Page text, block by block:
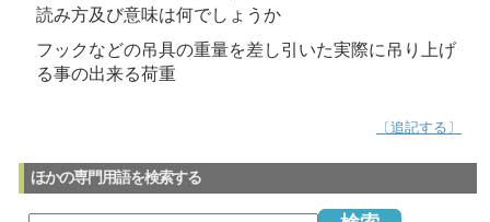
読み方及び意味は何でしょうか
フックなどの吊具の重量を差し引いた実際に吊り上げ
る事の出来る荷重
〔追記する〕
ほかの専門用語を検索する